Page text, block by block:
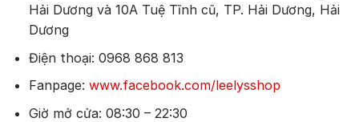
Hải Dương và 10A Tuệ Tĩnh cũ, TP. Hải Dương, Hải
Dương
Điện thoại: 0968 868 813
Fanpage: www.facebook.com/leelysshop
Giờ mở cửa: 08:30 – 22:30